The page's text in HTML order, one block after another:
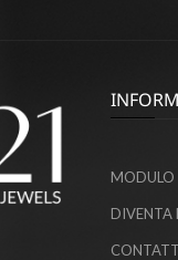
MODULO
DIVENTA